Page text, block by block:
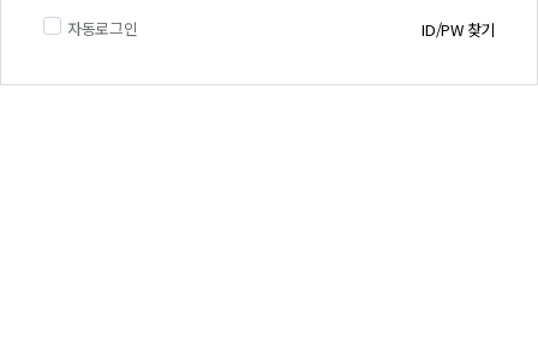
자동로그인 ID/PW 찾기